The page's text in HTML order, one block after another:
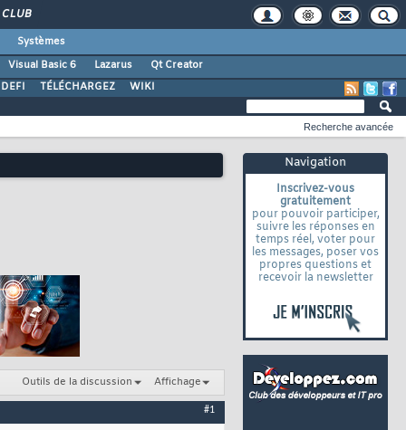
CLUB
Systèmes
Visual Basic 6 Lazarus
Qt Creator
DEFI TÉLÉCHARGEZ WIKI
Navigation
Inscrivez-vous
gratuitement
pour pouvoir participer,
suivre les réponses en
temps réel, voter pour
les messages, poser vos
propres questions et
recevoir la newsletter
Recherche avancée
Outils de la discussion Affichage
#1